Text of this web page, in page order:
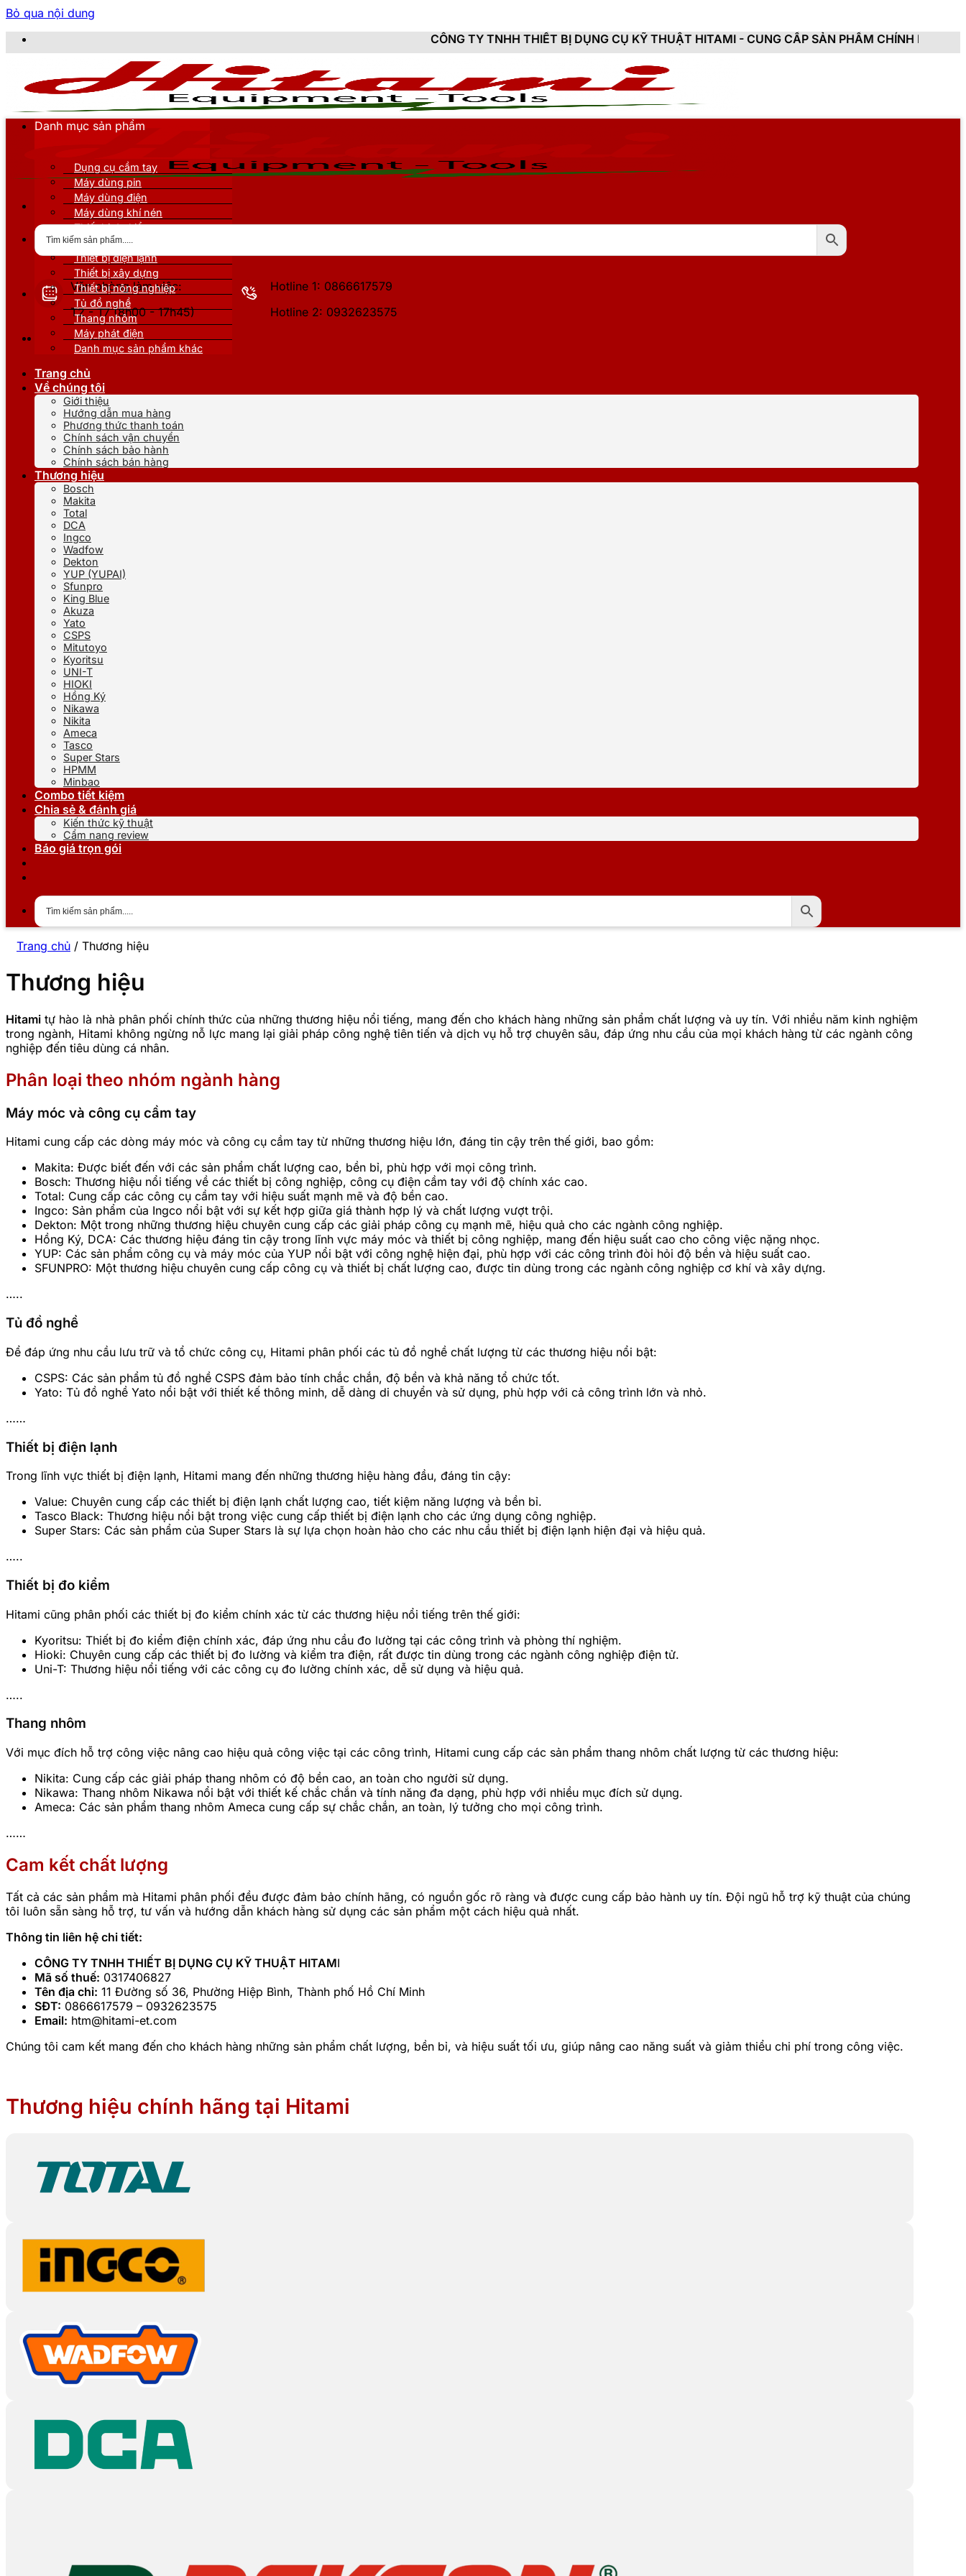
Bỏ qua nội dung
CÔNG TY TNHH THIẾT BỊ DỤNG CỤ KỸ THUẬT HITAMI - CUNG CẤP SẢN PHẨM CHÍNH HÃNG, MỚI 100%,
Văn phòng làm việc:
T2 - T7 (8h00 - 17h45)
Hotline 1: 0866617579
Hotline 2: 0932623575
Danh mục sản phẩm
Dụng cụ cầm tay
Máy dùng pin
Máy dùng điện
Máy dùng khí nén
Thiết bị đo kiểm
Thiết bị nâng đỡ
Thiết bị điện lạnh
Thiết bị xây dựng
Thiết bị nông nghiệp
Tủ đồ nghề
Thang nhôm
Máy phát điện
Danh mục sản phẩm khác
Trang chủ
Về chúng tôi
Giới thiệu
Hướng dẫn mua hàng
Phương thức thanh toán
Chính sách vận chuyển
Chính sách bảo hành
Chính sách bán hàng
Thương hiệu
Bosch
Makita
Total
DCA
Ingco
Wadfow
Dekton
YUP (YUPAI)
Sfunpro
King Blue
Akuza
Yato
CSPS
Mitutoyo
Kyoritsu
UNI-T
HIOKI
Hồng Ký
Nikawa
Nikita
Ameca
Tasco
Super Stars
HPMM
Minbao
Combo tiết kiệm
Chia sẻ & đánh giá
Kiến thức kỹ thuật
Cẩm nang review
Báo giá trọn gói
Trang chủ / Thương hiệu
Thương hiệu
Hitami tự hào là nhà phân phối chính thức của những thương hiệu nổi tiếng, mang đến cho khách hàng những sản phẩm chất lượng và uy tín. Với nhiều năm kinh nghiệm
trong ngành, Hitami không ngừng nỗ lực mang lại giải pháp công nghệ tiên tiến và dịch vụ hỗ trợ chuyên sâu, đáp ứng nhu cầu của mọi khách hàng từ các ngành công
nghiệp đến tiêu dùng cá nhân.
Phân loại theo nhóm ngành hàng
Máy móc và công cụ cầm tay
Hitami cung cấp các dòng máy móc và công cụ cầm tay từ những thương hiệu lớn, đáng tin cậy trên thế giới, bao gồm:
Makita: Được biết đến với các sản phẩm chất lượng cao, bền bỉ, phù hợp với mọi công trình.
Bosch: Thương hiệu nổi tiếng về các thiết bị công nghiệp, công cụ điện cầm tay với độ chính xác cao.
Total: Cung cấp các công cụ cầm tay với hiệu suất mạnh mẽ và độ bền cao.
Ingco: Sản phẩm của Ingco nổi bật với sự kết hợp giữa giá thành hợp lý và chất lượng vượt trội.
Dekton: Một trong những thương hiệu chuyên cung cấp các giải pháp công cụ mạnh mẽ, hiệu quả cho các ngành công nghiệp.
Hồng Ký, DCA: Các thương hiệu đáng tin cậy trong lĩnh vực máy móc và thiết bị công nghiệp, mang đến hiệu suất cao cho công việc nặng nhọc.
YUP: Các sản phẩm công cụ và máy móc của YUP nổi bật với công nghệ hiện đại, phù hợp với các công trình đòi hỏi độ bền và hiệu suất cao.
SFUNPRO: Một thương hiệu chuyên cung cấp công cụ và thiết bị chất lượng cao, được tin dùng trong các ngành công nghiệp cơ khí và xây dựng.
…..
Tủ đồ nghề
Để đáp ứng nhu cầu lưu trữ và tổ chức công cụ, Hitami phân phối các tủ đồ nghề chất lượng từ các thương hiệu nổi bật:
CSPS: Các sản phẩm tủ đồ nghề CSPS đảm bảo tính chắc chắn, độ bền và khả năng tổ chức tốt.
Yato: Tủ đồ nghề Yato nổi bật với thiết kế thông minh, dễ dàng di chuyển và sử dụng, phù hợp với cả công trình lớn và nhỏ.
……
Thiết bị điện lạnh
Trong lĩnh vực thiết bị điện lạnh, Hitami mang đến những thương hiệu hàng đầu, đáng tin cậy:
Value: Chuyên cung cấp các thiết bị điện lạnh chất lượng cao, tiết kiệm năng lượng và bền bỉ.
Tasco Black: Thương hiệu nổi bật trong việc cung cấp thiết bị điện lạnh cho các ứng dụng công nghiệp.
Super Stars: Các sản phẩm của Super Stars là sự lựa chọn hoàn hảo cho các nhu cầu thiết bị điện lạnh hiện đại và hiệu quả.
…..
Thiết bị đo kiểm
Hitami cũng phân phối các thiết bị đo kiểm chính xác từ các thương hiệu nổi tiếng trên thế giới:
Kyoritsu: Thiết bị đo kiểm điện chính xác, đáp ứng nhu cầu đo lường tại các công trình và phòng thí nghiệm.
Hioki: Chuyên cung cấp các thiết bị đo lường và kiểm tra điện, rất được tin dùng trong các ngành công nghiệp điện tử.
Uni-T: Thương hiệu nổi tiếng với các công cụ đo lường chính xác, dễ sử dụng và hiệu quả.
…..
Thang nhôm
Với mục đích hỗ trợ công việc nâng cao hiệu quả công việc tại các công trình, Hitami cung cấp các sản phẩm thang nhôm chất lượng từ các thương hiệu:
Nikita: Cung cấp các giải pháp thang nhôm có độ bền cao, an toàn cho người sử dụng.
Nikawa: Thang nhôm Nikawa nổi bật với thiết kế chắc chắn và tính năng đa dạng, phù hợp với nhiều mục đích sử dụng.
Ameca: Các sản phẩm thang nhôm Ameca cung cấp sự chắc chắn, an toàn, lý tưởng cho mọi công trình.
……
Cam kết chất lượng
Tất cả các sản phẩm mà Hitami phân phối đều được đảm bảo chính hãng, có nguồn gốc rõ ràng và được cung cấp bảo hành uy tín. Đội ngũ hỗ trợ kỹ thuật của chúng
tôi luôn sẵn sàng hỗ trợ, tư vấn và hướng dẫn khách hàng sử dụng các sản phẩm một cách hiệu quả nhất.
Thông tin liên hệ chi tiết:
CÔNG TY TNHH THIẾT BỊ DỤNG CỤ KỸ THUẬT HITAMI
Mã số thuế: 0317406827
Tên địa chỉ: 11 Đường số 36, Phường Hiệp Bình, Thành phố Hồ Chí Minh
SĐT: 0866617579 – 0932623575
Email: htm@hitami-et.com
Chúng tôi cam kết mang đến cho khách hàng những sản phẩm chất lượng, bền bỉ, và hiệu suất tối ưu, giúp nâng cao năng suất và giảm thiểu chi phí trong công việc.
Thương hiệu chính hãng tại Hitami